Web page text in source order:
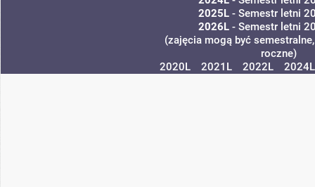
2025L - Semestr letni
2026L - Semestr letni
(zajęcia mogą być
roczne)
2020L
2021L 2022L 2024L